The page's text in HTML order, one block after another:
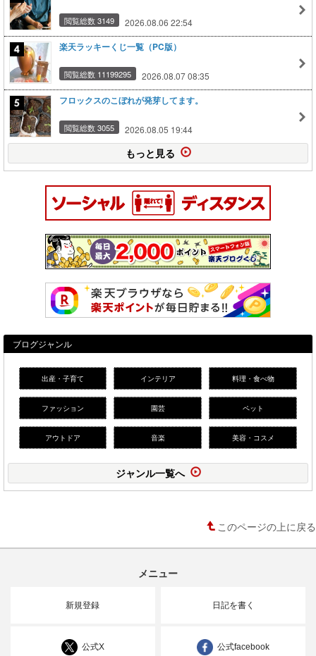
閲覧総数 3149 2026.08.06 22:54
楽天ラッキーくじ一覧（PC版）
閲覧総数 11199295 2026.08.07 08:35
フロックスのこぼれが発芽してます。
閲覧総数 3055 2026.08.05 19:44
もっと見る
ブログジャンル
出産・子育て インテリア 料理・食べ物
ファッション 園芸 ペット
アウトドア 音楽 美容・コスメ
ジャンル一覧へ
このページの上に戻る
メニュー
新規登録 日記を書く
公式X 公式facebook